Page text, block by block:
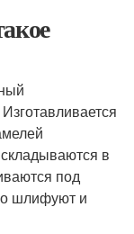
в
под
шлифуют и